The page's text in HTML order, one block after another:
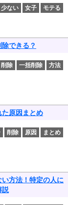
少ない 女子 モテる
できる？
削除 一括削除 方法
た原因まとめ
削除 原因 まとめ
方法！特定の人に
説